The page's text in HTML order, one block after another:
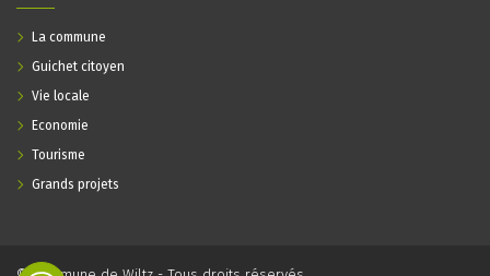
La commune
Guichet citoyen
Vie locale
Economie
Tourisme
Grands projets